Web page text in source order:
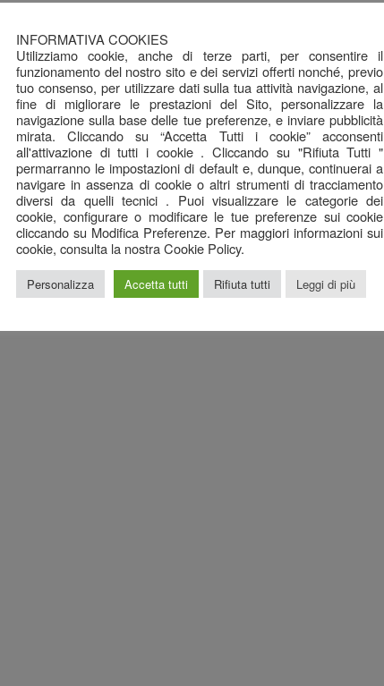
INFORMATIVA COOKIES
Utilizziamo cookie, anche di terze parti, per consentire il
funzionamento del nostro sito e dei servizi offerti nonché, previo
tuo consenso, per utilizzare dati sulla tua attività navigazione, al
fine di migliorare le prestazioni del Sito, personalizzare la
navigazione sulla base delle tue preferenze, e inviare pubblicità
mirata. Cliccando su “Accetta Tutti i cookie” acconsenti
all'attivazione di tutti i cookie . Cliccando su "Rifiuta Tutti "
permarranno le impostazioni di default e, dunque, continuerai a
navigare in assenza di cookie o altri strumenti di tracciamento
diversi da quelli tecnici . Puoi visualizzare le categorie dei
cookie, configurare o modificare le tue preferenze sui cookie
cliccando su Modifica Preferenze. Per maggiori informazioni sui
cookie, consulta la nostra Cookie Policy.
Personalizza Accetta tutti Rifiuta tutti Leggi di più